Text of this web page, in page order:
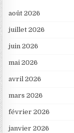
août 2026
juillet 2026
juin 2026
mai 2026
avril 2026
mars 2026
février 2026
janvier 2026